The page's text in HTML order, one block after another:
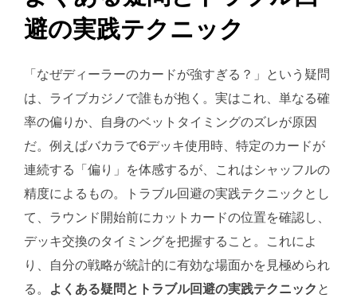
避の実践テクニック
「なぜディーラーのカードが強すぎる？」という疑問
は、ライブカジノで誰もが抱く。実はこれ、単なる確
率の偏りか、自身のベットタイミングのズレが原因
だ。例えばバカラで6デッキ使用時、特定のカードが
連続する「偏り」を体感するが、これはシャッフルの
精度によるもの。トラブル回避の実践テクニックとし
て、ラウンド開始前にカットカードの位置を確認し、
デッキ交換のタイミングを把握すること。これによ
り、自分の戦略が統計的に有効な場面かを見極められ
る。 よくある疑問とトラブル回避の実践テクニック と